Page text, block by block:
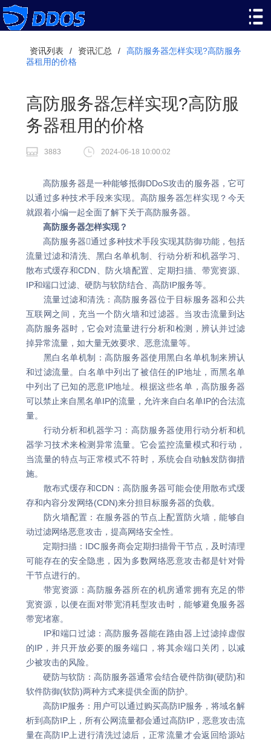
资讯列表 / 资讯汇总 /
高防服务器怎样实现?高防服务
器租用的价格
高防服务器怎样实现?高防服
务器租用的价格
3883 2024-06-18 10:00:02
高防服务器是一种能够抵御DDoS攻击的服务器，它可
以通过多种技术手段来实现。高防服务器怎样实现？今天
就跟着小编一起全面了解下关于高防服务器。
高防服务器怎样实现？
高防服务器通过多种技术手段实现其防御功能，包括
流量过滤和清洗、黑白名单机制、行动分析和机器学习、
散布式缓存和CDN、防火墙配置、定期扫描、带宽资源、
IP和端口过滤、硬防与软防结合、高防IP服务等。
流量过滤和清洗：高防服务器位于目标服务器和公共
互联网之间，充当一个防火墙和过滤器。当攻击流量到达
高防服务器时，它会对流量进行分析和检测，辨认并过滤
掉异常流量，如大量无效要求、恶意流量等。
黑白名单机制：高防服务器使用黑白名单机制来辨认
和过滤流量。白名单中列出了被信任的IP地址，而黑名单
中列出了已知的恶意IP地址。根据这些名单，高防服务器
可以禁止来自黑名单IP的流量，允许来自白名单IP的合法流
量。
行动分析和机器学习：高防服务器使用行动分析和机
器学习技术来检测异常流量。它会监控流量模式和行动，
当流量的特点与正常模式不符时，系统会自动触发防御措
施。
散布式缓存和CDN：高防服务器可能会使用散布式缓
存和内容分发网络(CDN)来分担目标服务器的负载。
防火墙配置：在服务器的节点上配置防火墙，能够自
动过滤网络恶意攻击，提高网络安全性。
定期扫描：IDC服务商会定期扫描骨干节点，及时清理
可能存在的安全隐患，因为多数网络恶意攻击都是针对骨
干节点进行的。
带宽资源：高防服务器所在的机房通常拥有充足的带
宽资源，以便在面对带宽消耗型攻击时，能够避免服务器
带宽堵塞。
IP和端口过滤：高防服务器能在路由器上过滤掉虚假
的IP，并只开放必要的服务端口，将其余端口关闭，以减
少被攻击的风险。
硬防与软防：高防服务器通常会结合硬件防御(硬防)和
软件防御(软防)两种方式来提供全面的防护。
高防IP服务：用户可以通过购买高防IP服务，将域名解
析到高防IP上，所有公网流量都会通过高防IP，恶意攻击流
量在高防IP上进行清洗过滤后，正常流量才会返回给源站